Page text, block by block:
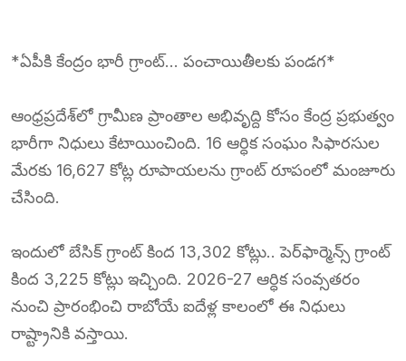
*ఏపీకి కేంద్రం భారీ గ్రాంట్‌… పంచాయితీలకు పండగ*
ఆంధ్రప్రదేశ్‌లో గ్రామీణ ప్రాంతాల అభివృద్ది కోసం కేంద్ర ప్రభుత్వం
భారీగా నిధులు కేటాయించింది. 16 ఆర్ధిక సంఘం సిఫారసుల
మేరకు 16,627 కోట్ల రూపాయలను గ్రాంట్‌ రూపంలో మంజూరు
చేసింది.
ఇందులో బేసిక్‌ గ్రాంట్‌ కింద 13,302 కోట్లు.. పెర్‌ఫార్మెన్స్ గ్రాంట్‌
కింద 3,225 కోట్లు ఇచ్చింది. 2026-27 ఆర్ధిక సంవ్సతరం
నుంచి ప్రారంభించి రాబోయే ఐదేళ్ల కాలంలో ఈ నిధులు
రాష్ట్రానికి వస్తాయి.